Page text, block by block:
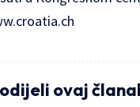
ovaj